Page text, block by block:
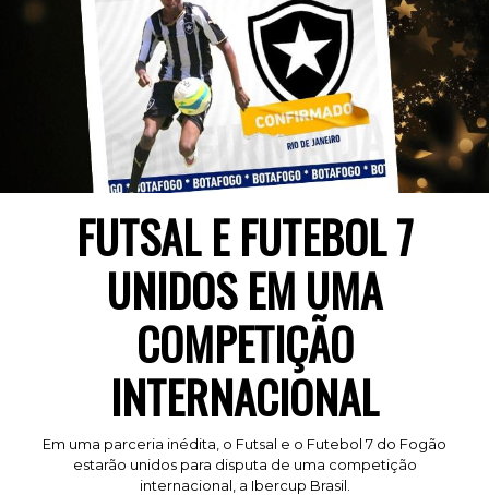
FUTSAL E FUTEBOL 7
UNIDOS EM UMA
COMPETIÇÃO
INTERNACIONAL
Em uma parceria inédita, o Futsal e o Futebol 7 do Fogão
estarão unidos para disputa de uma competição
internacional, a Ibercup Brasil.